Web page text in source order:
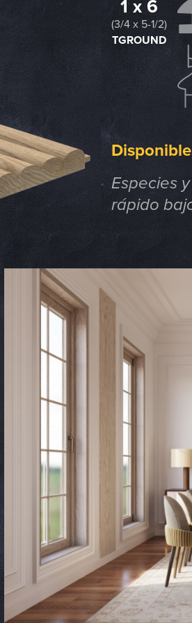
1 x 6
(3/4 x 5-1/2)
TGROUND
Especies
rápido